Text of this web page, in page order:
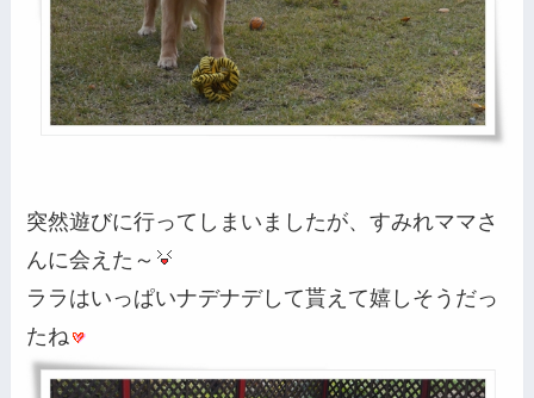
突然遊びに行ってしまいましたが、すみれママさ
んに会えた～
ララはいっぱいナデナデして貰えて嬉しそうだっ
たね